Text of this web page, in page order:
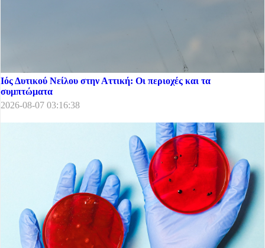
Ιός Δυτικού Νείλου στην Αττική: Οι περιοχές και τα
συμπτώματα
2026-08-07 03:16:38